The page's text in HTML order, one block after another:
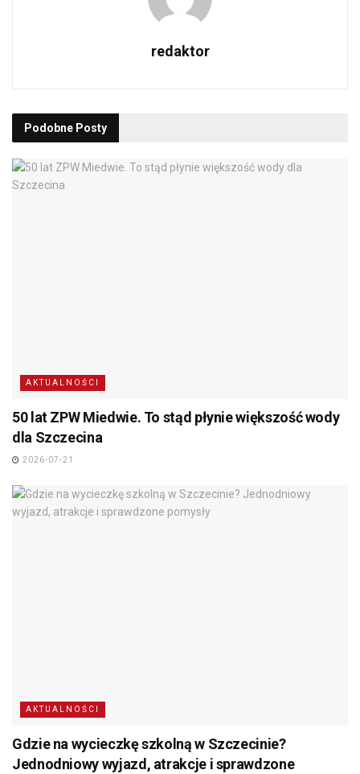
redaktor
Podobne Posty
AKTUALNOŚCI
50 lat ZPW Miedwie. To stąd płynie większość wody
dla Szczecina
2026-07-21
AKTUALNOŚCI
Gdzie na wycieczkę szkolną w Szczecinie?
Jednodniowy wyjazd, atrakcje i sprawdzone